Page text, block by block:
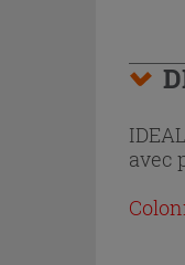
avec